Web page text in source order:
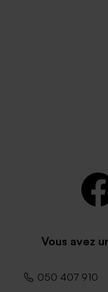
Vous avez
050 407 910